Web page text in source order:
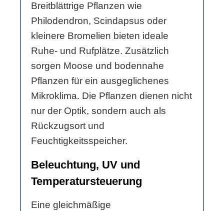
Breitblättrige Pflanzen wie
Philodendron, Scindapsus oder
kleinere Bromelien bieten ideale
Ruhe- und Rufplätze. Zusätzlich
sorgen Moose und bodennahe
Pflanzen für ein ausgeglichenes
Mikroklima. Die Pflanzen dienen nicht
nur der Optik, sondern auch als
Rückzugsort und
Feuchtigkeitsspeicher.
Beleuchtung, UV und
Temperatursteuerung
Eine gleichmäßige